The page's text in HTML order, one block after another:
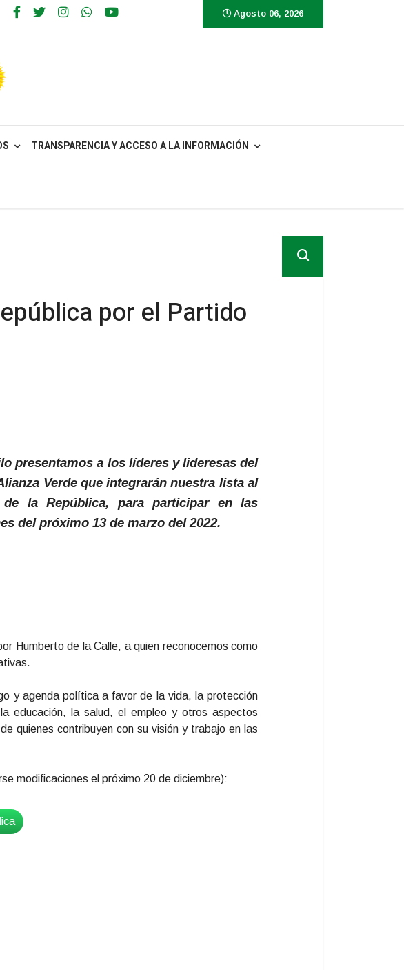
Agosto 06, 2026
TRANSPARENCIA Y ACCESO A LA INFORMACIÓN
por el Partido
presentamos a los líderes y lideresas del
Verde que integrarán nuestra lista al
de la República, para participar en las
del próximo 13 de marzo del 2022.
Humberto de la Calle, a quien reconocemos como
y agenda política a favor de la vida, la protección
educación, la salud, el empleo y otros aspectos
quienes contribuyen con su visión y trabajo en las
modificaciones el próximo 20 de diciembre):